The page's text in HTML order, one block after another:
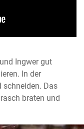
Ingwer gut
In der
schneiden. Das
braten und